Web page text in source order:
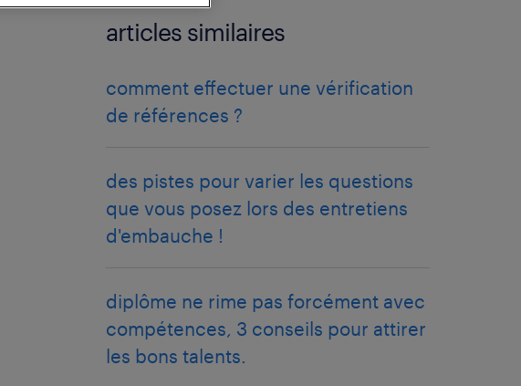
articles similaires
comment effectuer une vérification
de références ?
des pistes pour varier les questions
que vous posez lors des entretiens
d'embauche !
diplôme ne rime pas forcément avec
compétences, 3 conseils pour attirer
les bons talents.